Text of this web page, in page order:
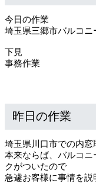
今日の作業
埼玉県三郷市バルコ
下見
事務作業
昨日の作業
埼玉県川口市での内窓
本来ならば、バルコ
クがついたので
急遽お客様に事情を説